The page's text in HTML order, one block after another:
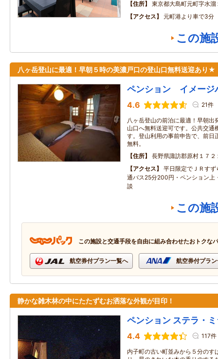
住所
東京都大島町元町字水溜
アクセス
元町港より車で3分
この施
八ヶ岳登山に最適！早朝５時の美濃戸口の登山口無料送迎あり★
ペンション イメージ
4.6 21件
八ヶ岳登山の前泊に最適！早朝出
山口へ無料送迎可です。公共交通
す。登山利用の事前申告で、前日
無料。
住所
長野県諏訪郡原村１７２
アクセス
平日限定でＪＲす
通バス25分200円・ペンション
談
この施
この施設と交通手段を自由に組み合わせたおトクな
航空券付プラン一覧へ 航空券付プラ
静かな雑木林の中にたたずむお洒落な外観が目印！
ペンション ステラ・
4.4 117件
内子町の古い町並みから５分のす